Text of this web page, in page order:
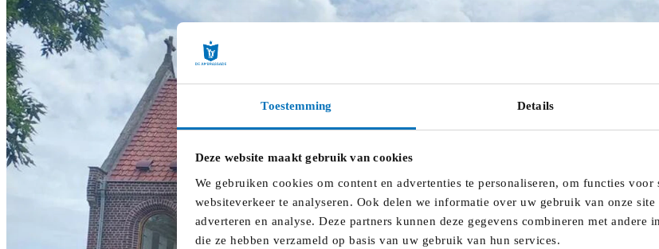
Toestemming Details
Deze website maakt gebruik van cookies
We gebruiken cookies om content en advertenties te personaliseren, om functies voor
websiteverkeer te analyseren. Ook delen we informatie over uw gebruik van onze
adverteren en analyse. Deze partners kunnen deze gegevens combineren met
die ze hebben verzameld op basis van uw gebruik van hun services.